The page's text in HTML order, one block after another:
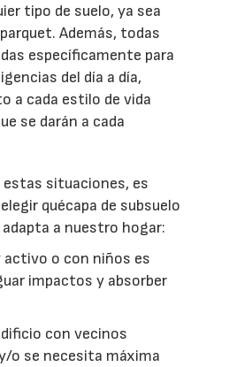
tipo de suelo, ya sea
Además, todas
específicamente para
del día a día,
a cada estilo de vida
se darán a cada
estas situaciones, es
quécapa de subsuelo
a nuestro hogar:
activo o con niños es
impactos y absorber
con vecinos
o se necesita máxima